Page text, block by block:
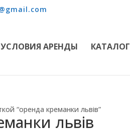
УСЛОВИЯ АРЕНДЫ КАТАЛОГ
“оренда креманки львів”
львів